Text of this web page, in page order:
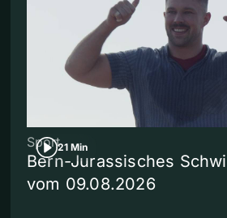
21 Min
Sport
Bern-Jurassisches
vom 09.08.2026